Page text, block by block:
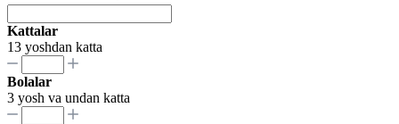
Kattalar
13 yoshdan katta
Bolalar
3 yosh va undan katta